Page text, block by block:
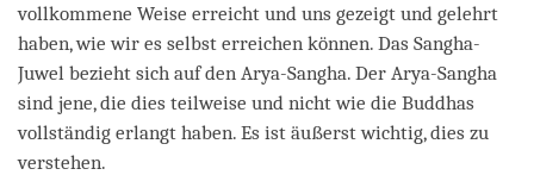
vollkommene Weise erreicht und uns gezeigt und gelehrt
haben, wie wir es selbst erreichen können. Das Sangha-
Juwel bezieht sich auf den Arya-Sangha. Der Arya-Sangha
sind jene, die dies teilweise und nicht wie die Buddhas
vollständig erlangt haben. Es ist äußerst wichtig, dies zu
verstehen.